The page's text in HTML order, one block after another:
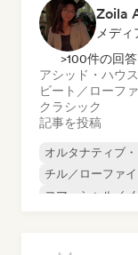
Zoila
メデ
>100件の回答
アシッド・ハウス
ビート／ローフ
クラシック
記事を投稿
オルタナティブ
チル／ローファ
コマーシャル／